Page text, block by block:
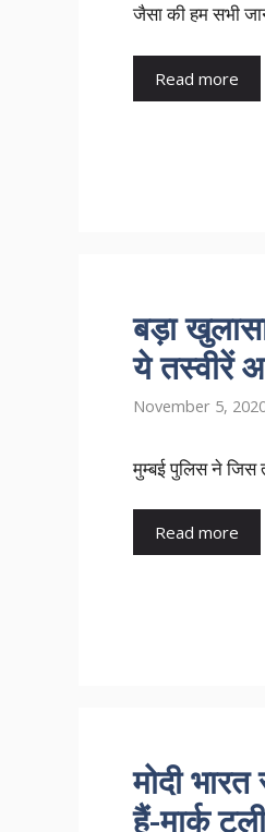
जैसा की हम सभी
Read more
बड़ा
ये तस्वीरें
November 5,
मुम्बई पुलिस ने जिस
Read more
मोदी
हैं-मार्क टुली